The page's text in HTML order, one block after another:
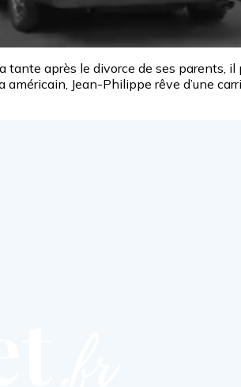
après le divorce de ses parents,
Jean-Philippe rêve d’une